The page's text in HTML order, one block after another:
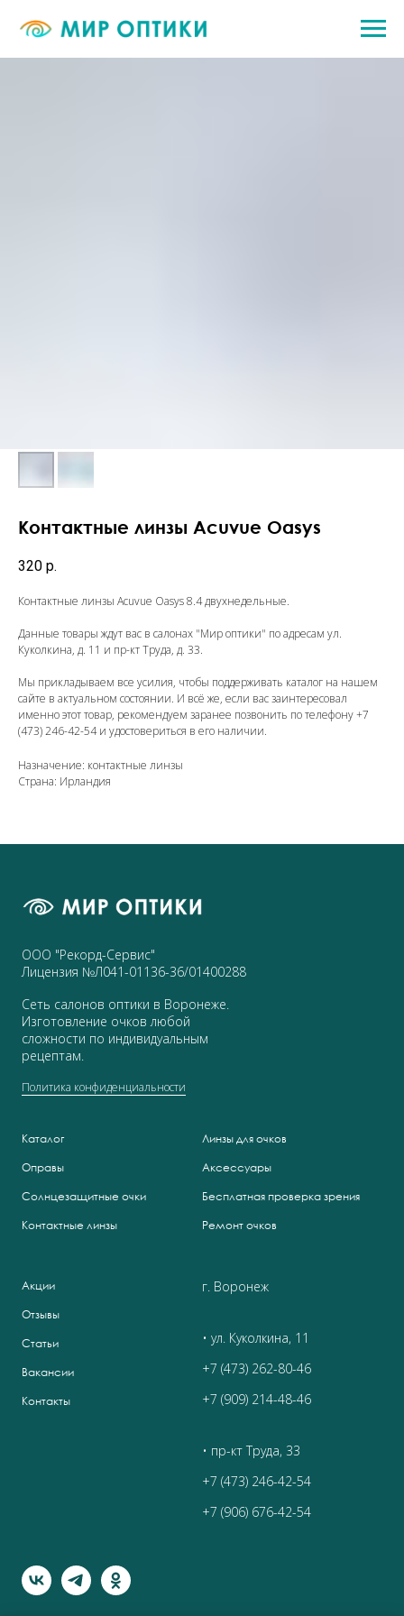
Контактные линзы Acuvue Oasys
320 р.
Контактные линзы Acuvue Oasys 8.4 двухнедельные.
Данные товары ждут вас в салонах "Мир оптики" по адресам ул.
Куколкина, д. 11 и пр-кт Труда, д. 33.
Мы прикладываем все усилия, чтобы поддерживать каталог на нашем
сайте в актуальном состоянии. И всё же, если вас заинтересовал
именно этот товар, рекомендуем заранее позвонить по телефону+7
(473) 246-42-54и удостовериться в его наличии.
Назначение: контактные линзы
Страна: Ирландия
ООО "Рекорд-Сервис"
Лицензия №Л041-01136-36/01400288
Сеть салонов оптики в Воронеже.
Изготовление очков любой
сложности по индивидуальным
рецептам.
Политика конфиденциальности
Каталог
Оправы
Солнцезащитные очки
Контактные линзы
Линзы для очков
Аксессуары
Бесплатная проверка зрения
Ремонт очков
Акции
Отзывы
Статьи
Вакансии
Контакты
г. Воронеж
• ул. Куколкина, 11
+7 (473) 262-80-46
+7 (909) 214-48-46
• пр-кт Труда, 33
+7 (473) 246-42-54
+7 (906) 676-42-54